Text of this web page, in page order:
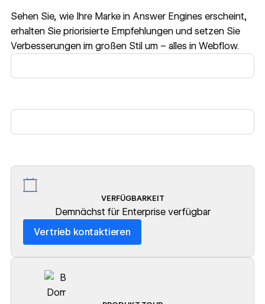
Sehen Sie, wie Ihre Marke in Answer Engines erscheint,
erhalten Sie priorisierte Empfehlungen und setzen Sie
Verbesserungen im großen Stil um – alles in Webflow.
VERFÜGBARKEIT
Demnächst für Enterprise verfügbar
Vertrieb kontaktieren
Vertrieb kontaktieren